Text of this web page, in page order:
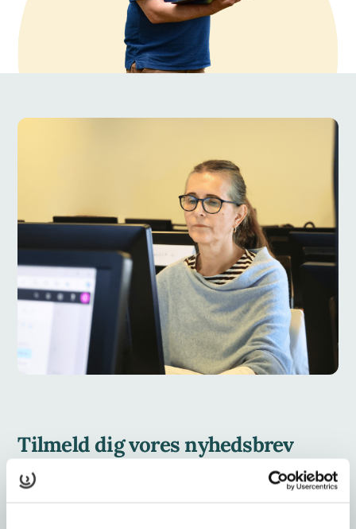
Tilmeld dig vores nyhedsbrev
Ved at tilmelde dig vores nyhedsbrev, får du løbende